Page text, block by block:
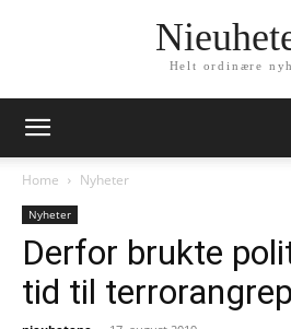
Helt ordinære
Home Nyheter
Nyheter
Derfor brukte
tid til